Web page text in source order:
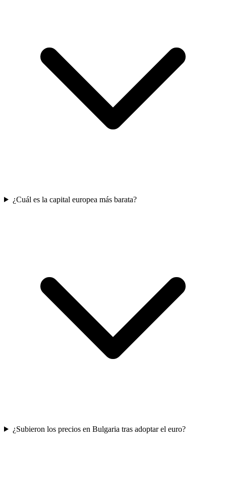
¿Cuál es la capital europea más barata?
¿Subieron los precios en Bulgaria tras adoptar el euro?